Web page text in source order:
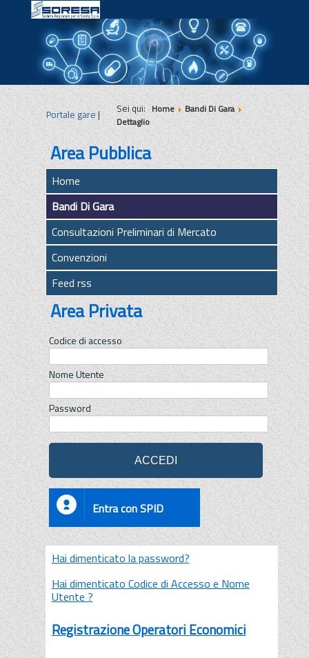
|||
Portale gare| Sei qui:Home
Bandi Di Gara
Dettaglio
Area Pubblica
Home
Bandi Di Gara
Consultazioni Preliminari di Mercato
Convenzioni
Feed rss
Area Privata
Codice di accesso
Nome Utente
Password
Entra con SPID
Hai dimenticato la password?
Hai dimenticato Codice di Accesso e Nome
Utente ?
Registrazione Operatori Economici